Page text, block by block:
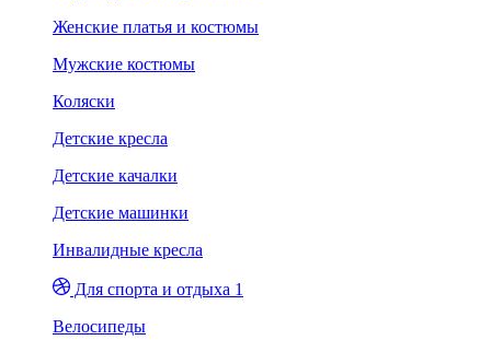
Женские платья и костюмы
Мужские костюмы
Коляски
Детские кресла
Детские качалки
Детские машинки
Инвалидные кресла
Для спорта и отдыха 1
Велосипеды